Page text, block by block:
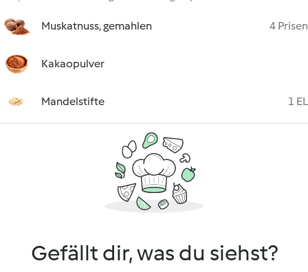
Muskatnuss, gemahlen 4 Prisen
Kakaopulver
Mandelstifte 1 EL
Gefällt dir, was du siehst?